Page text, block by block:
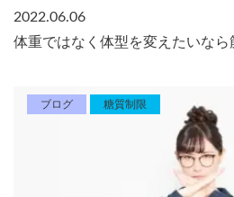
2022.06.06
体重ではなく体型を変えたいな
ブログ 糖質制限